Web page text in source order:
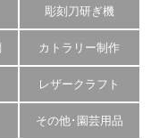
彫刻刀研ぎ機
カトラリー制作
レザークラフト
その他･園芸用品